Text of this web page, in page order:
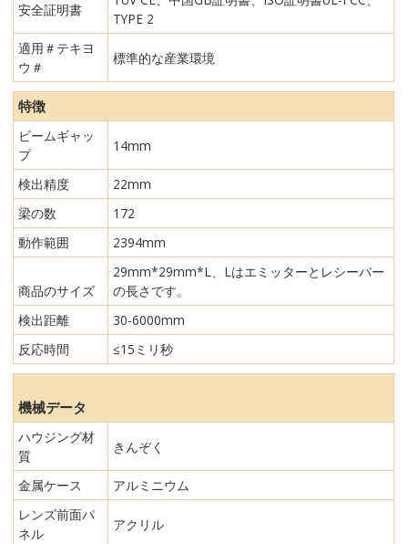
安全証明書
TYPE 2
適用＃テキヨ
ウ＃
標準的な産業環境
特徴
ビームギャッ
プ
14mm
検出精度
22mm
梁の数
172
動作範囲
2394mm
商品のサイズ
29mm*29mm*L、Lはエミッターとレシーバー
の長さです。
検出距離
30-6000mm
反応時間
≤15ミリ秒
機械データ
ハウジング材
質
きんぞく
金属ケース
アルミニウム
レンズ前面パ
ネル
アクリル